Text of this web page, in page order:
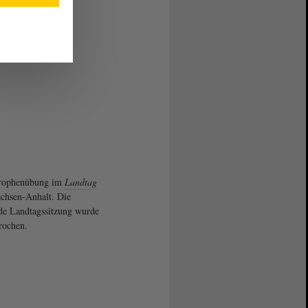
im Landtag
Anhalt. Die
Landtagssitzung wurde